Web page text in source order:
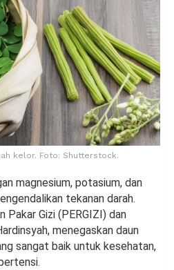
kelor. Foto: Shutterstock.
magnesium, potasium, dan
tekanan darah.
Pakar Gizi (PERGIZI) dan
menegaskan daun
sangat baik untuk kesehatan,